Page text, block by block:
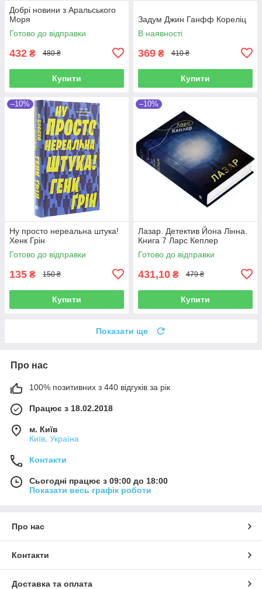
Добрі новини з Аральського
Моря
Готово до відправки
432 ₴ 480 ₴
Купити
Задум Джин Ганфф Кореліц
В наявності
369 ₴ 410 ₴
Купити
–10%
Ну просто нереальна штука!
Хенк Грін
Готово до відправки
135 ₴ 150 ₴
Купити
–10%
Лазар. Детектив Йона Лінна.
Книга 7 Ларс Кеплер
Готово до відправки
431,10 ₴ 479 ₴
Купити
Показати ще
Про нас
100% позитивних з 440 відгуків за рік
Працює з 18.02.2018
м. Київ
Київ, Україна
Контакти
Сьогодні працює з 09:00 до 18:00
Показати весь графік роботи
Про нас
Контакти
Доставка та оплата